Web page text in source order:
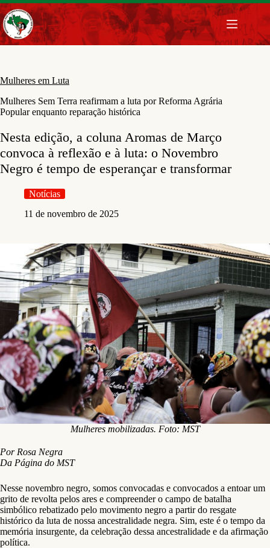
Pular
para
o
conteúdo
Mulheres em Luta
Mulheres Sem Terra reafirmam a luta por Reforma Agrária
Popular enquanto reparação histórica
Nesta edição, a coluna Aromas de Março
convoca à reflexão e à luta: o Novembro
Negro é tempo de esperançar e transformar
Notícias
11 de novembro de 2025
Mulheres mobilizadas. Foto: MST
Por Rosa Negra
Da Página do MST
Nesse novembro negro, somos convocadas e convocados a entoar um
grito de revolta pelos ares e compreender o campo de batalha
simbólico rebatizado pelo movimento negro a partir do resgate
histórico da luta de nossa ancestralidade negra. Sim, este é o tempo da
memória insurgente, da celebração dessa ancestralidade e da afirmação
política.